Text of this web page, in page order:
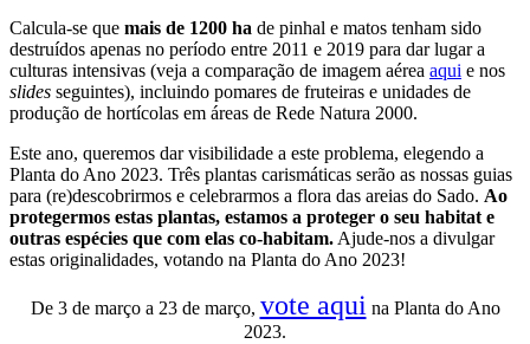
Calcula-se que mais de 1200 ha de pinhal e matos tenham sido
destruídos apenas no período entre 2011 e 2019 para dar lugar a
culturas intensivas (veja a comparação de imagem aérea aqui e nos
slides seguintes), incluindo pomares de fruteiras e unidades de
produção de hortícolas em áreas de Rede Natura 2000.
Este ano, queremos dar visibilidade a este problema, elegendo a
Planta do Ano 2023. Três plantas carismáticas serão as nossas guias
para (re)descobrirmos e celebrarmos a flora das areias do Sado. Ao
protegermos estas plantas, estamos a proteger o seu habitat e
outras espécies que com elas co-habitam.Ajude-nos a divulgar
estas originalidades, votando na Planta do Ano 2023!
De 3 de março a 23 de março, vote aquina Planta do Ano
2023.